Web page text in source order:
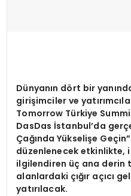
Dünyanın dört bir
girişimciler ve
Tomorrow Türkiye
DasDas İstanbul’da
Çağında Yükselişe Geç
düzenlenecek etkinlikte,
ilgilendiren üç ana derin
alanlardaki çığır açıcı
yatırılacak.